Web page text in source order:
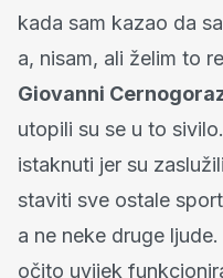
kada sam kazao da
a, nisam, ali želim to
Giovanni
utopili su se u to
istaknuti jer su
staviti sve ostale
a ne neke druge
očito uvijek